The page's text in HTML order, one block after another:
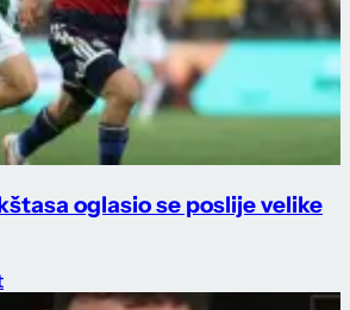
oglasio se poslije velike